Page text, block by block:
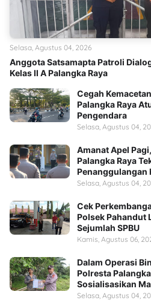
Anggota Satsamapta Patroli
Kelas II A Palangka Raya
Selasa, Agustus 04, 2026
Cegah
Palangka Raya
Pengendara
Selasa, Agustus 04,
Amanat Apel
Palangka Raya
Penanggulangan
Selasa, Agustus 04,
Cek
Polsek Pahandut
Sejumlah SPBU
Kamis, Agustus 06,
Dalam Operasi
Polresta
Sosialisasikan
Selasa, Agustus 04,